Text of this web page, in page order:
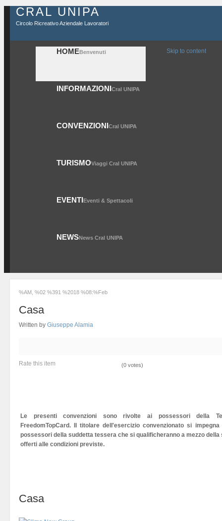
CRAL UNIPA
Circolo Ricreativo Aziendale Lavoratori
HOMEBenvenuti
INFORMAZIONICral UNIPA
CONVENZIONICral UNIPA
TURISMOViaggi Cral UNIPA
EVENTIEventi & Spettacoli
NEWSNews Cral UNIPA
Skip to content
%AM, %02 %391 %2018 %08:%Feb
Casa
Written by Giuseppe Alamia
Rate this item (0 votes)
Le presenti convenzioni sono rivolte ai possessori della
FreedomTopCard. Il titolare dell'esercizio convenzionato si
possessori della suddetta tessera che si qualificheranno a mezzo della
offerti alle condizioni previste.
Casa